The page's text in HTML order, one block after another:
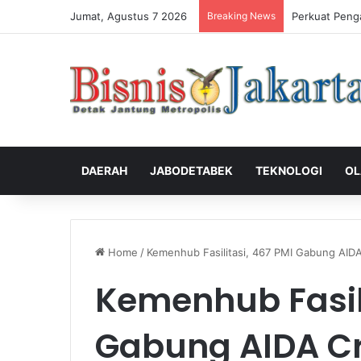
Jumat, Agustus 7 2026 Breaking News Perkuat
DAERAH JABODETABEK TEKNOLOGI
Home / Kemenhub Fasilitasi, 467 PMI Gabung
Kemenhub
Gabung AIDA